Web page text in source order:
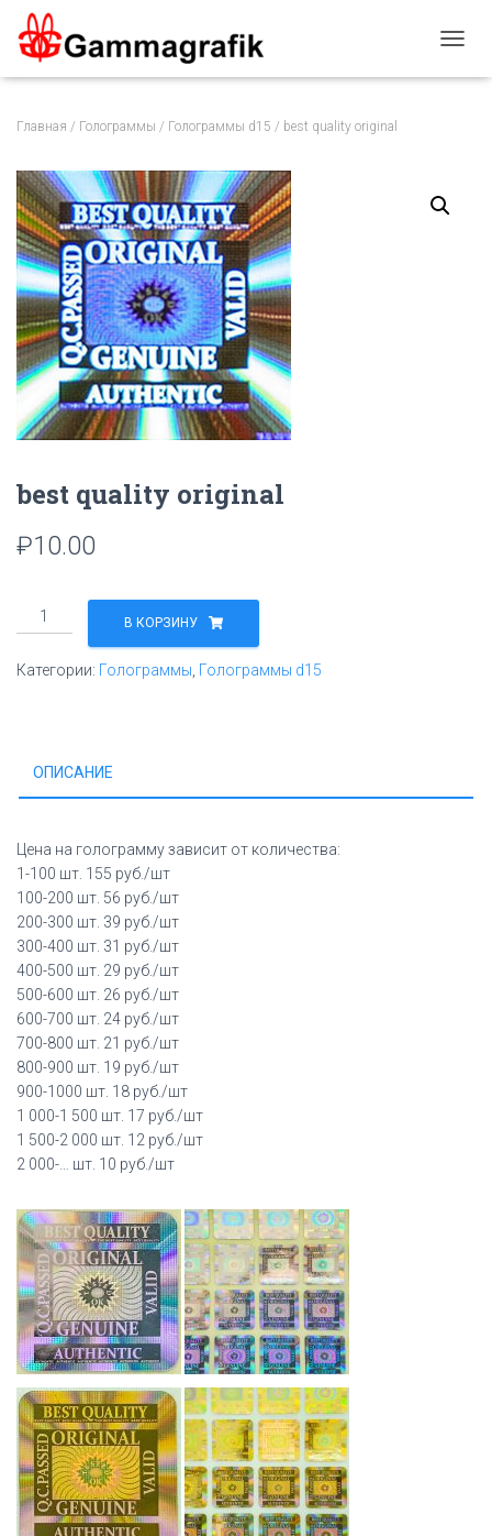
Е
Главная / Голограммы / Голограммы d15 / best quality original
best quality original
₽10.00
Количество
товара
В КОРЗИНУ
Категории: Голограммы, Голограммы d15
ОПИСАНИЕ
Цена на голограмму зависит от количества:
1-100 шт. 155 руб./шт
100-200 шт. 56 руб./шт
200-300 шт. 39 руб./шт
300-400 шт. 31 руб./шт
400-500 шт. 29 руб./шт
500-600 шт. 26 руб./шт
600-700 шт. 24 руб./шт
700-800 шт. 21 руб./шт
800-900 шт. 19 руб./шт
900-1000 шт. 18 руб./шт
1 000-1 500 шт. 17 руб./шт
1 500-2 000 шт. 12 руб./шт
2 000-… шт. 10 руб./шт